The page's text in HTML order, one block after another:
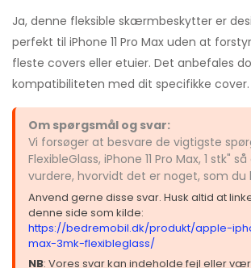
Ja, denne fleksible skærmbeskytter er
perfekt til iPhone 11 Pro Max uden at
fleste covers eller etuier. Det anbefales
kompatibiliteten med dit specifikke cover.
Om spørgsmål og svar:
Vi forsøger at besvare de vigtigste
FlexibleGlass, iPhone 11 Pro Max, 1 stk"
vurdere, hvorvidt det er noget, som du
Anvend gerne disse svar. Husk altid at
denne side som kilde:
https://bedremobil.dk/produkt/apple-
max-3mk-flexibleglass/
NB: Vores svar kan indeholde fejl eller